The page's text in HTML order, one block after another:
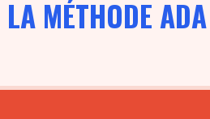
LA MÉTHODE ADA